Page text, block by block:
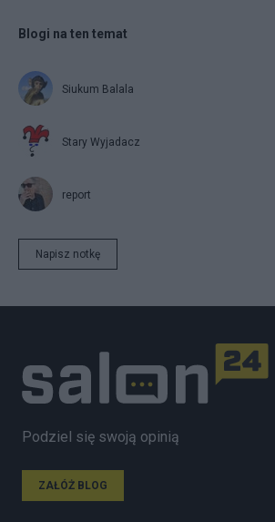
Blogi na ten temat
Siukum Balala
Stary Wyjadacz
report
Napisz notkę
Podziel się swoją opinią
ZAŁÓŻ BLOG